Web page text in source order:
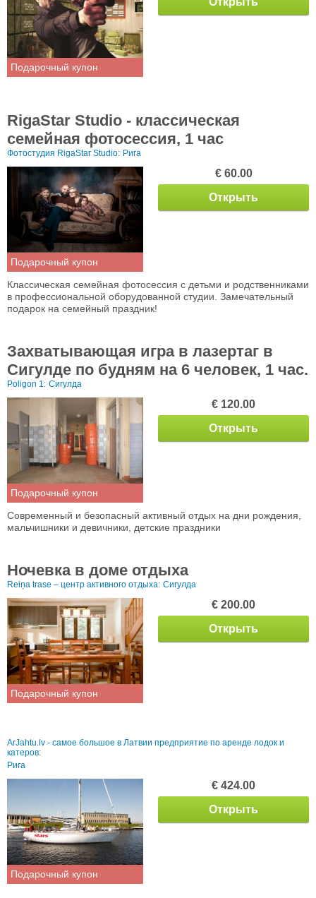
Подарочный купон
RigaStar Studio - классическая
семейная фотосессия, 1 час
Фотостудия RigaStar Studio: Рига
Подарочный купон
€ 60.00
Открыть
Классическая семейная фотосессия с детьми и родственниками
в профессиональной оборудованной студии. Замечательный
подарок на семейный праздник!
Захватывающая игра в лазертаг в
Сигулде по будням на 6 человек, 1 час.
Poligon 1: Сигулда
Подарочный купон
€ 120.00
Открыть
Современный и безопасный активный отдых на дни рождения,
мальчишники и девичники, детские праздники
Ночевка в доме отдыха
Reiņa trase – центр активного отдыха: Сигулда
Подарочный купон
€ 200.00
Открыть
ArJahtu.lv - самое большое в Латвии предприятие по аренде лодок и
катеров:
Рига
Подарочный купон
€ 424.00
Открыть